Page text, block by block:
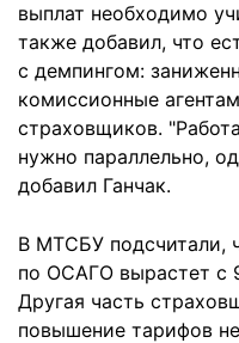
выплат необходимо
также добавил, что
с демпингом:
комиссионные
страховщиков.
нужно параллельно,
добавил Ганчак.
В МТСБУ подсчитали,
по ОСАГО вырастет с
Другая часть
повышение тарифов